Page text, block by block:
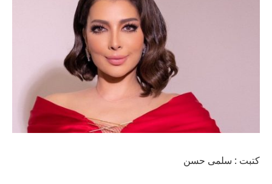
كتبت : سلمى حسن